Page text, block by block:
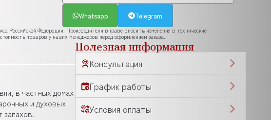
Whatsapp Telegram
Российской Федерации. Производители вправе вносить изменения в технические
товаров у наших менеджеров перед оформлением заказа.
в частных домах
и духовых
запахов.
Полезная информация
Консультация
График работы
Условия оплаты